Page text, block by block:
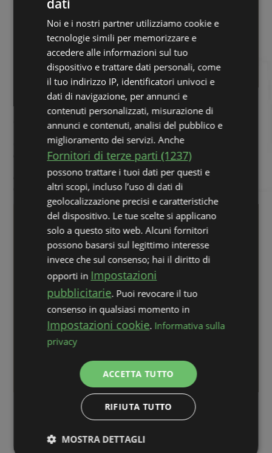
Passaggio 5: Crea uno spazio per le tue pile
di base
Crea uno spazio — generalmente sopra il tableau e a
destra nel Solitario classico — per le tue pile di base.
Hai bisogno di spazio per quattro pile di carte, una per
ogni seme. Alla fine avrai due pile rosse (cuori e quadri)
e due pile nere (fiori e picche).
Passaggio 6: Inizia a giocare
Non appena hai impostato il tuo tableau, puoi iniziare a
muovere le tue carte da gioco.
dati
Noi e i nostri partner utilizziamo cookie e
tecnologie simili per memorizzare e
accedere alle informazioni sul tuo
dispositivo e trattare dati personali, come
il tuo indirizzo IP, identificatori univoci e
dati di navigazione, per annunci e
contenuti personalizzati, misurazione di
annunci e contenuti, analisi del pubblico e
miglioramento dei servizi. Anche
Fornitori di terze parti (1237)
possono trattare i tuoi dati per questi e
altri scopi, incluso l’uso di dati di
geolocalizzazione precisi e caratteristiche
del dispositivo. Le tue scelte si applicano
solo a questo sito web. Alcuni fornitori
possono basarsi sul legittimo interesse
invece che sul consenso; hai il diritto di
opporti in Impostazioni
pubblicitarie. Puoi revocare il tuo
consenso in qualsiasi momento in
Impostazioni cookie. Informativa sulla
privacy
ACCETTA TUTTO
RIFIUTA TUTTO
MOSTRA DETTAGLI